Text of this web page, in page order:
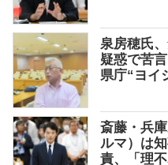
泉房穂氏
疑惑で苦
県庁“ヨイ
斎藤・兵
ルマ）は
責、「理